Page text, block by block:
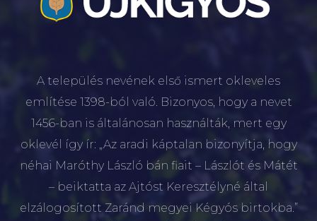
A település nevének első ismert okleveles
említése 1398-ból való. Bizonyos, hogy a nevet
1456-ban is általánosan használták, mert egy
oklevél így ír: „Az aradi káptalan bizonyítja, hogy
néhai Maróthy László bán fiait – Lászlót és Mátét
– beiktatta az Ajtóst Keresztélyné által
elzálogosított Zaránd megyei Kégyós birtokba.”